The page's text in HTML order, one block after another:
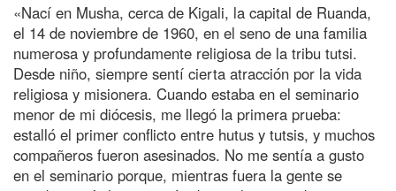
«Nací en Musha, cerca de Kigali, la capital de Ruanda,
el 14 de noviembre de 1960, en el seno de una familia
numerosa y profundamente religiosa de la tribu tutsi.
Desde niño, siempre sentí cierta atracción por la vida
religiosa y misionera. Cuando estaba en el seminario
menor de mi diócesis, me llegó la primera prueba:
estalló el primer conflicto entre hutus y tutsis, y muchos
compañeros fueron asesinados. No me sentía a gusto
en el seminario porque, mientras fuera la gente se